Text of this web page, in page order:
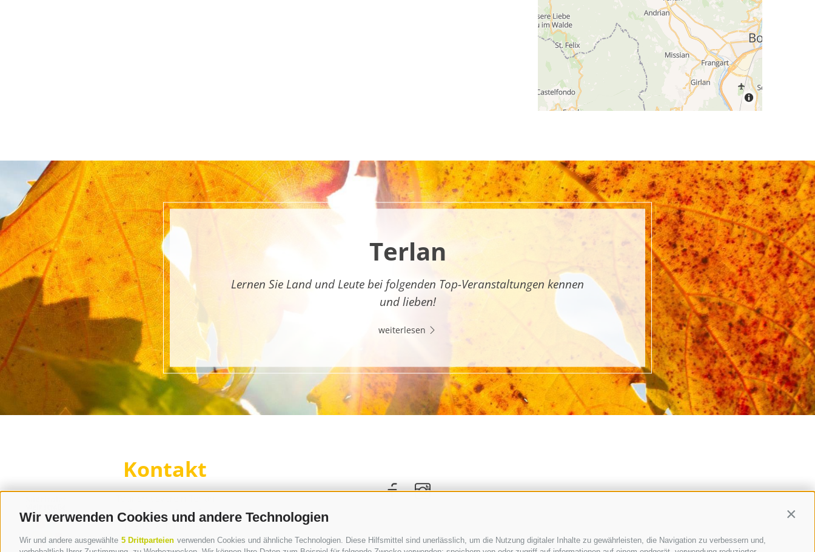
Wir verwenden Cookies und andere Technologien
Wir und andere ausgewählte 5 Drittparteien verwenden Cookies und ähnliche Technologien. Diese Hilfsmittel sind unerlässlich, um die Nutzung digitaler Inhalte zu gewährleisten, die Navigation zu verbessern und,
Terlan
Lernen Sie Land und Leute bei folgenden Top-Veranstaltungen kennen
und lieben!
weiterlesen
Kontakt
Dr.-Weiser-Platz 2
Tel. +39 0471 257 165